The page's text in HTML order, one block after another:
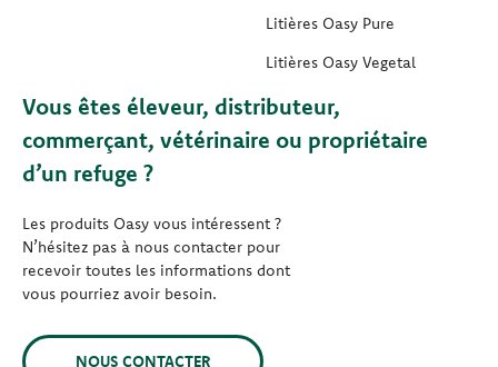
Litières Oasy Pure
Litières Oasy Vegetal
Vous êtes éleveur, distributeur,
commerçant, vétérinaire ou propriétaire
d’un refuge ?
Les produits Oasy vous intéressent ?
N’hésitez pas à nous contacter pour
recevoir toutes les informations dont
vous pourriez avoir besoin.
NOUS CONTACTER